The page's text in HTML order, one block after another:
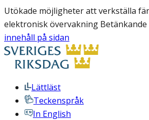
Utökade möjligheter att verkställa
elektronisk övervakning Betänkande
innehåll på sidan
Lättläst
Teckenspråk
In English